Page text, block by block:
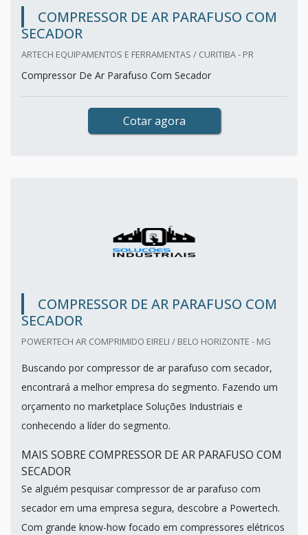
COMPRESSOR DE AR PARAFUSO COM
SECADOR
ARTECH EQUIPAMENTOS E FERRAMENTAS / CURITIBA - PR
Compressor De Ar Parafuso Com Secador
Cotar agora
COMPRESSOR DE AR PARAFUSO COM
SECADOR
POWERTECH AR COMPRIMIDO EIRELI / BELO HORIZONTE - MG
Buscando por compressor de ar parafuso com secador,
encontrará a melhor empresa do segmento. Fazendo um
orçamento no marketplace Soluções Industriais e
conhecendo a líder do segmento.
MAIS SOBRE COMPRESSOR DE AR PARAFUSO COM
SECADOR
Se alguém pesquisar compressor de ar parafuso com
secador em uma empresa segura, descobre a Powertech.
Com grande know-how focado em compressores elétricos